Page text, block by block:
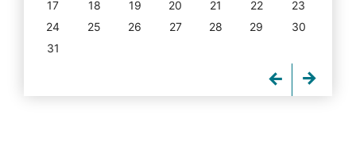
17
18 19 20 21 22
23
24
25 26 27 28 29
30
31